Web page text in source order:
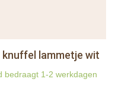
knuffel lammetje wit
bedraagt 1-2 werkdagen